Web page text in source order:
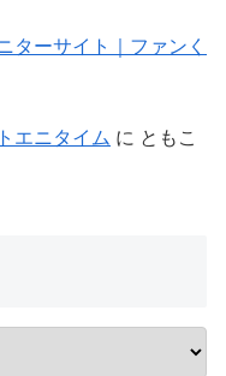
ターサイト｜ファンく
エニタイム に ともこ